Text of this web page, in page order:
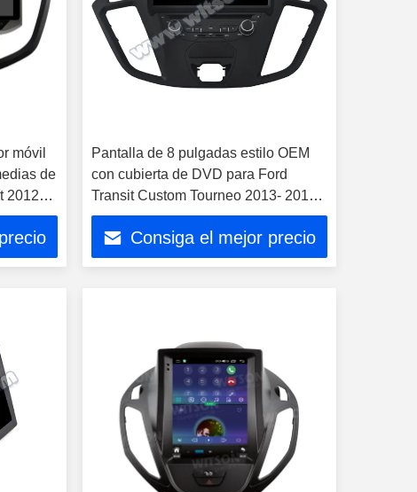
móvil
de
2012-
Pantalla de 8 pulgadas estilo OEM
con cubierta de DVD para Ford
Transit Custom Tourneo 2013- 2017
Car Multimedia Stereo
Consiga el mejor precio